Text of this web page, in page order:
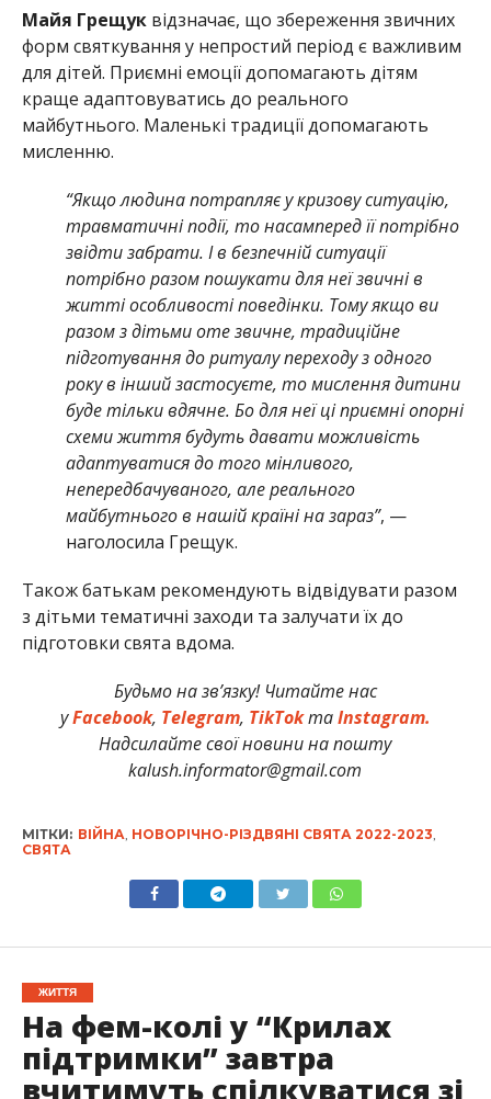
Майя Грещуквідзначає, що збереження звичних
форм святкування у непростий період є важливим
для дітей. Приємні емоції допомагають дітям
краще адаптовуватись до реального
майбутнього. Маленькі традиції допомагають
мисленню.
“Якщо людина потрапляє у кризову ситуацію,
травматичні події, то насамперед її потрібно
звідти забрати. І в безпечній ситуації
потрібно разом пошукати для неї звичні в
житті особливості поведінки. Тому якщо ви
разом з дітьми оте звичне, традиційне
підготування до ритуалу переходу з одного
року в інший застосуєте, то мислення дитини
буде тільки вдячне. Бо для неї ці приємні опорні
схеми життя будуть давати можливість
адаптуватися до того мінливого,
непередбачуваного, але реального
майбутнього в нашій країні на зараз”, —
наголосила Грещук.
Також батькам рекомендують відвідувати разом
з дітьми тематичні заходи та залучати їх до
підготовки свята вдома.
Будьмо на зв’язку! Читайте нас
уFacebook, Telegram, TikTokтаInstagram.
Надсилайте свої новини на пошту
kalush.informator@gmail.com
МІТКИ: ВІЙНА, НОВОРІЧНО-РІЗДВЯНІ СВЯТА 2022-2023,
СВЯТА
ЖИТТЯ
На фем-колі у “Крилах
підтримки” завтра
вчитимуть спілкуватися зі